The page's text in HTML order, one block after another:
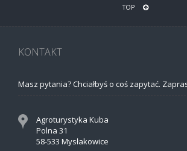
TOP
KONTAKT
Masz pytania? Chciałbyś o coś zapytać.
Agroturystyka Kuba
Polna 31
58-533 Mysłakowice